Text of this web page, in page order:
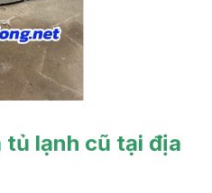
tủ lạnh cũ tại địa